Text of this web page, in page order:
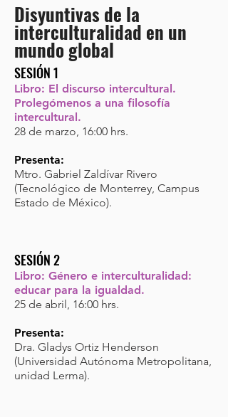
Disyuntivas de la
interculturalidad en un
mundo global
SESIÓN 1
Libro: El discurso intercultural.
Prolegómenos a una filosofía
intercultural.
28 de marzo, 16:00 hrs.
Presenta:
Mtro. Gabriel Zaldívar Rivero
(Tecnológico de Monterrey, Campus
Estado de México).
SESIÓN 2
Libro: Género e interculturalidad:
educar para la igualdad.
25 de abril, 16:00 hrs.
Presenta:
Dra. Gladys Ortiz Henderson
(Universidad Autónoma Metropolitana,
unidad Lerma).